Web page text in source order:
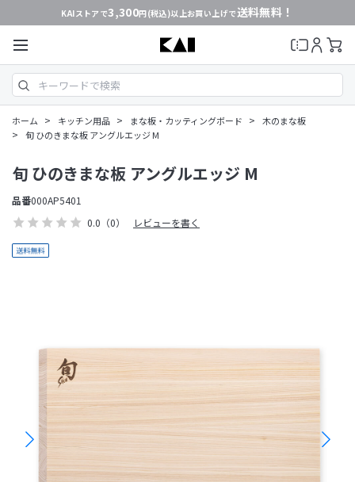
KAIストアで3,300円(税込)以上お買い上げで送料無料！
ホーム > キッチン用品 > まな板・カッティングボード > 木のまな板
> 旬 ひのきまな板 アングルエッジ M
0.0 （0） レビューを書く
旬 ひのきまな板 アングルエッジ M
品番000AP5401